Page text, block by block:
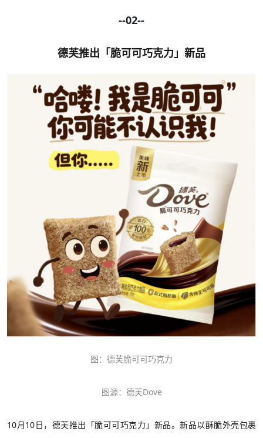
--02--
德芙推出「脆可可巧克力」新品
图：德芙脆可可巧克力
图源： 德芙Dove
10月10日，德芙推出「脆可可巧克力」新品。新品以酥脆外壳包裹